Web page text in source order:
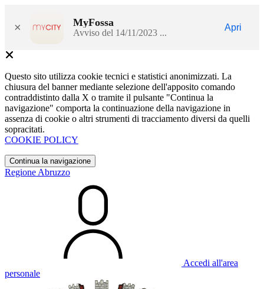
× MyFossa
Avviso del 14/11/2023 ...
Apri
Questo sito utilizza cookie tecnici e statistici anonimizzati. La
chiusura del banner mediante selezione dell'apposito comando
contraddistinto dalla X o tramite il pulsante "Continua la
navigazione" comporta la continuazione della navigazione in
assenza di cookie o altri strumenti di tracciamento diversi da quelli
sopracitati.
COOKIE POLICY
Continua la navigazione
Regione Abruzzo
Accedi all'area
personale